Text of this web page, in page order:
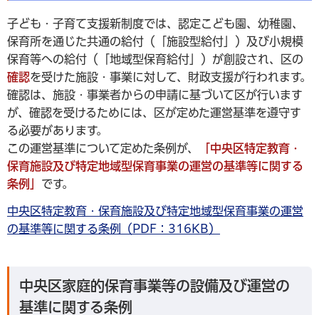
子ども・子育て支援新制度では、認定こども園、幼稚園、
保育所を通じた共通の給付（「施設型給付」）及び小規模
保育等への給付（「地域型保育給付」）が創設され、区の
確認を受けた施設・事業に対して、財政支援が行われます。
確認は、施設・事業者からの申請に基づいて区が行います
が、確認を受けるためには、区が定めた運営基準を遵守す
る必要があります。
この運営基準について定めた条例が、
「中央区特定教育・
保育施設及び特定地域型保育事業の運営の基準等に関する
条例」 です。
中央区特定教育・保育施設及び特定地域型保育事業の運営
の基準等に関する条例（PDF：316KB）
中央区家庭的保育事業等の設備及び運営の
基準に関する条例